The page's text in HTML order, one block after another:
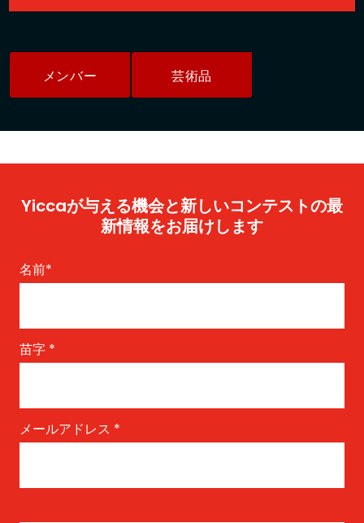
メンバー 芸術品
Yiccaが与える機会と新しいコンテストの最
新情報をお届けします
名前*
苗字 *
メールアドレス *